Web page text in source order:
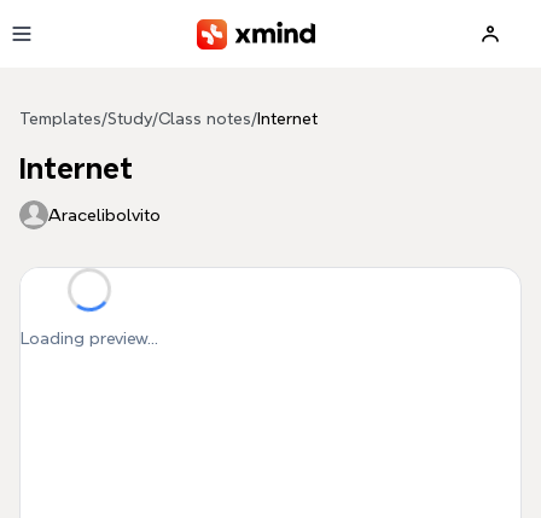
Templates/Study/Class notes/ Internet
Internet
Aracelibolvito
Loading preview...